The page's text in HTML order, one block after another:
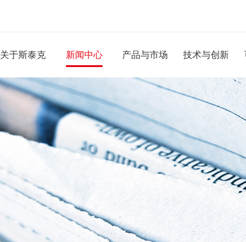
关于斯泰克 新闻中心 产品与市场 技术与创新